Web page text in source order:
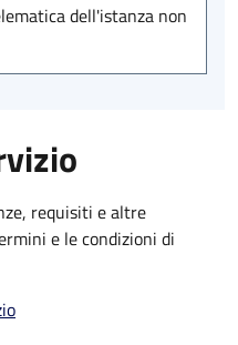
dell'istanza non
requisiti e altre
e le condizioni di